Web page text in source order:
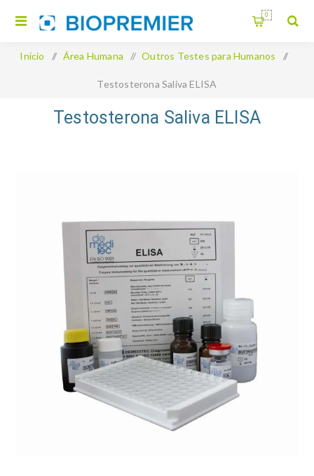
0
Início / Área Humana / Outros Testes para Humanos /
Testosterona Saliva ELISA
Testosterona Saliva ELISA